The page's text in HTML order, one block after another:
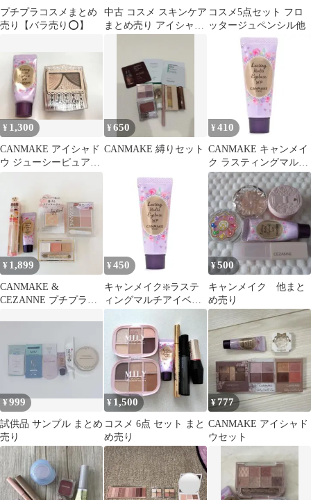
プチプラコスメまとめ
売り【バラ売り⭕️】
中古 コスメ スキンケア
まとめ売り アイシャド
コスメ5点セット フロ
ッタージュペンシル他
¥ 1,300
CANMAKE アイシャド
ウ ジューシーピュアア
イズ 01 アイベースセッ
¥650
CANMAKE 縛りセット
¥ 410
CANMAKE キャンメイ
ク ラスティングマルチ
アイベース WP 01
¥ 1,899
CANMAKE &
CEZANNE プチプラ
¥ 450
キャンメイク❇️ラステ
ィングマルチアイベー
ス ❇️wp 01❇️送料無料❇️
¥500
キャンメイク 他まと
め売り
¥999
試供品 サンプル まとめ
売り
¥ 1,500
コスメ 6点 セット まと
め売り
¥777
CANMAKE アイシャド
ウセット